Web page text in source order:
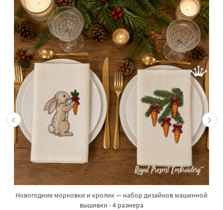
Новогодние морковки и кролик — набор дизайнов машинной
вышивки - 4 размера